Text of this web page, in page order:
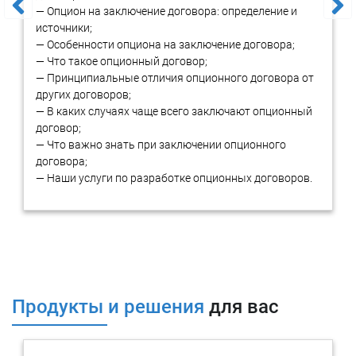
рамочных договоров
Составление рамочного договора необходимо осуществлять с
учетом особенностей бизнеса заказчика, его целей и запросов.
Данная правовая конструкция требует комплексной
проработки положений, которые, с одной стороны, будут
универсальными и общими, а с другой- четко фиксирующими
условия сотрудничества сторон и организации их взаимной
деятельности. От того, насколько полно будет урегулированы
условия взаимодействия контрагентов, зависит
эффективность реализации проектов и взаимоотношения
договор поможет создать гарантии выполнения достигнутых
В рамочном договоре следует определить:
Предмет соглашения;
— Опцион на заключение договора: определение и
источники;
— Особенности опциона на заключение договора;
— Что такое опционный договор;
— Принципиальные отличия опционного договора от
других договоров;
— В каких случаях чаще всего заключают опционный
договор;
— Что важно знать при заключении опционного
договора;
— Наши услуги по разработке опционных договоров.
Продукты и решения для вас